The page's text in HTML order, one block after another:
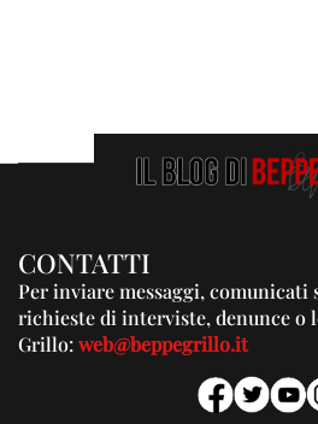
CONTATTI
Per inviare messaggi, comunicati
richieste di interviste, denunce o
Grillo:web@beppegrillo.it